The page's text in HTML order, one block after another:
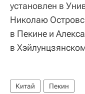
установлен в
Николаю
в Пекине и
в
Китай Пекин